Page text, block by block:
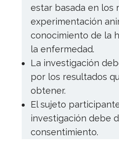
estar basada en los
experimentación
conocimiento de la
la enfermedad.
La investigación
por los resultados
obtener.
El sujeto
investigación debe
consentimiento.